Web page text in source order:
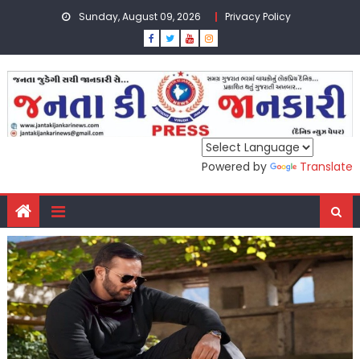
Sunday, August 09, 2026 Privacy Policy
Powered by Translate